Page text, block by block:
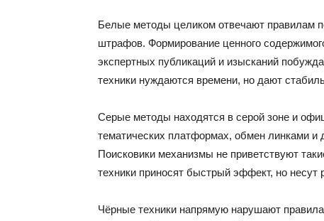
Белые методы целиком отвечают правилам
штрафов. Формирование ценного
экспертных публикаций и изысканий
техники нуждаются времени, но дают
Серые методы находятся в серой зоне и
тематических платформах, обмен линками и
Поисковики механизмы не приветствуют
техники приносят быстрый эффект, но несут
Чёрные техники напрямую нарушают